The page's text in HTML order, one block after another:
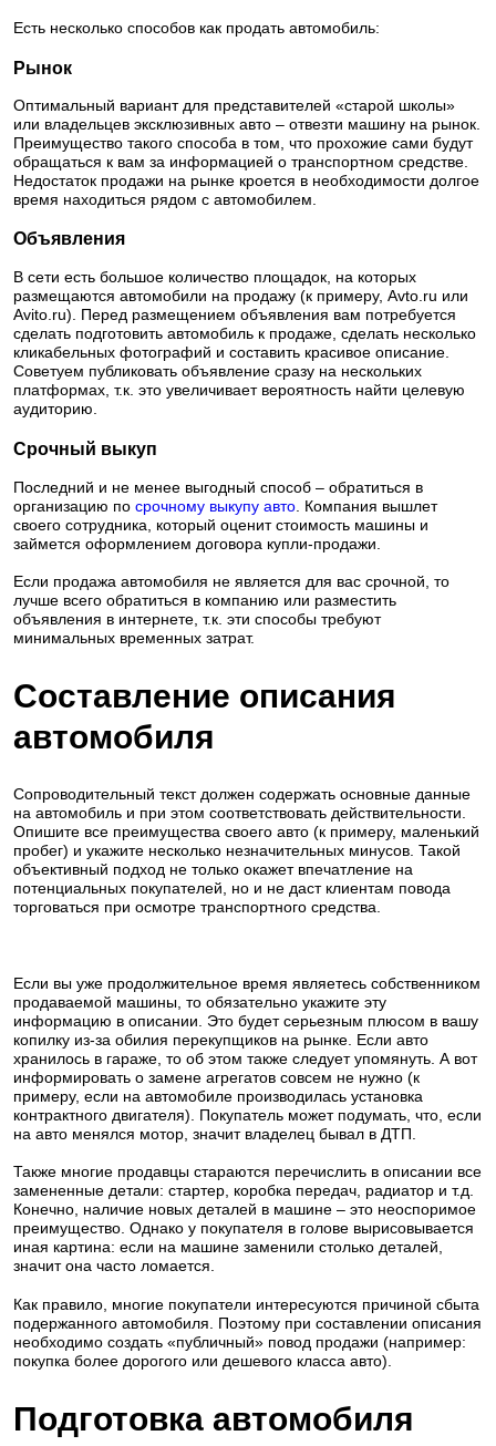
Есть несколько способов как продать автомобиль:
Рынок
Оптимальный вариант для представителей «старой школы»
или владельцев эксклюзивных авто – отвезти машину на рынок.
Преимущество такого способа в том, что прохожие сами будут
обращаться к вам за информацией о транспортном средстве.
Недостаток продажи на рынке кроется в необходимости долгое
время находиться рядом с автомобилем.
Объявления
В сети есть большое количество площадок, на которых
размещаются автомобили на продажу (к примеру, Avto.ru или
Avito.ru). Перед размещением объявления вам потребуется
сделать подготовить автомобиль к продаже, сделать несколько
кликабельных фотографий и составить красивое описание.
Советуем публиковать объявление сразу на нескольких
платформах, т.к. это увеличивает вероятность найти целевую
аудиторию.
Срочный выкуп
Последний и не менее выгодный способ – обратиться в
организацию по срочному выкупу авто . Компания вышлет
своего сотрудника, который оценит стоимость машины и
займется оформлением договора купли-продажи.
Если продажа автомобиля не является для вас срочной, то
лучше всего обратиться в компанию или разместить
объявления в интернете, т.к. эти способы требуют
минимальных временных затрат.
Составление описания
автомобиля
Сопроводительный текст должен содержать основные данные
на автомобиль и при этом соответствовать действительности.
Опишите все преимущества своего авто (к примеру, маленький
пробег) и укажите несколько незначительных минусов. Такой
объективный подход не только окажет впечатление на
потенциальных покупателей, но и не даст клиентам повода
торговаться при осмотре транспортного средства.
Если вы уже продолжительное время являетесь собственником
продаваемой машины, то обязательно укажите эту
информацию в описании. Это будет серьезным плюсом в вашу
копилку из-за обилия перекупщиков на рынке. Если авто
хранилось в гараже, то об этом также следует упомянуть. А вот
информировать о замене агрегатов совсем не нужно (к
примеру, если на автомобиле производилась установка
контрактного двигателя). Покупатель может подумать, что, если
на авто менялся мотор, значит владелец бывал в ДТП.
Также многие продавцы стараются перечислить в описании все
замененные детали: стартер, коробка передач, радиатор и т.д.
Конечно, наличие новых деталей в машине – это неоспоримое
преимущество. Однако у покупателя в голове вырисовывается
иная картина: если на машине заменили столько деталей,
значит она часто ломается.
Как правило, многие покупатели интересуются причиной сбыта
подержанного автомобиля. Поэтому при составлении описания
необходимо создать «публичный» повод продажи (например:
покупка более дорогого или дешевого класса авто).
Подготовка автомобиля